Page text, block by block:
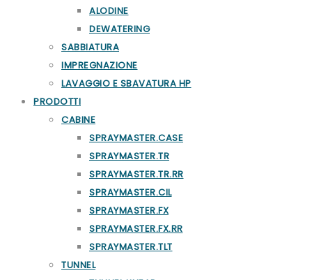
ALODINE
DEWATERING
SABBIATURA
IMPREGNAZIONE
LAVAGGIO E SBAVATURA HP
PRODOTTI
CABINE
SPRAYMASTER.CASE
SPRAYMASTER.TR
SPRAYMASTER.TR.RR
SPRAYMASTER.CIL
SPRAYMASTER.FX
SPRAYMASTER.FX.RR
SPRAYMASTER.TLT
TUNNEL